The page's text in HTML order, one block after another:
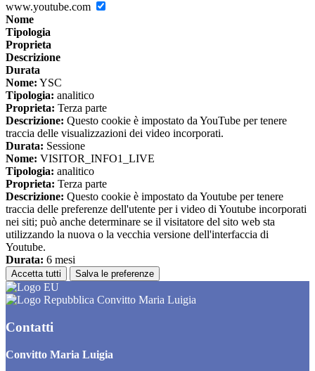
www.youtube.com
Nome
Tipologia
Proprieta
Descrizione
Durata
Nome: YSC
Tipologia: analitico
Proprieta: Terza parte
Descrizione: Questo cookie è impostato da YouTube per tenere
traccia delle visualizzazioni dei video incorporati.
Durata: Sessione
Nome: VISITOR_INFO1_LIVE
Tipologia: analitico
Proprieta: Terza parte
Descrizione: Questo cookie è impostato da Youtube per tenere
traccia delle preferenze dell'utente per i video di Youtube incorporati
nei siti; può anche determinare se il visitatore del sito web sta
utilizzando la nuova o la vecchia versione dell'interfaccia di
Youtube.
Durata: 6 mesi
Accetta tutti Salva le preferenze
Convitto Maria Luigia
Contatti
Convitto Maria Luigia